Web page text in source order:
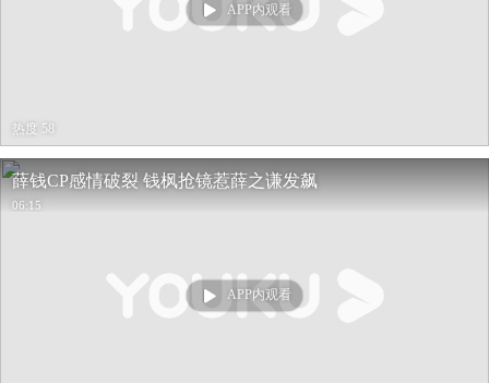
APP内观看
热度 58
薛钱CP感情破裂 钱枫抢镜惹薛之谦发飙
06:15
APP内观看